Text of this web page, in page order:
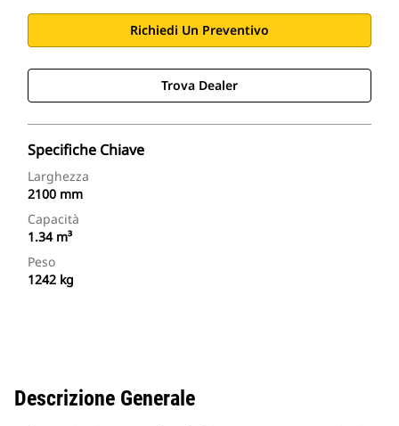
Richiedi Un Preventivo
Trova Dealer
Specifiche Chiave
Larghezza
2100 mm
Capacità
1.34 m³
Peso
1242 kg
Descrizione Generale